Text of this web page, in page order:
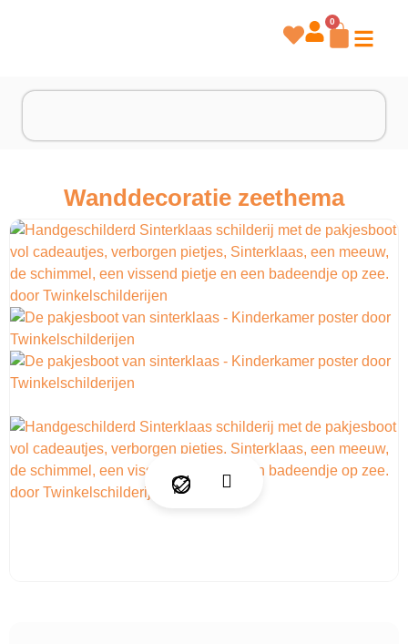
0
Wanddecoratie zeethema